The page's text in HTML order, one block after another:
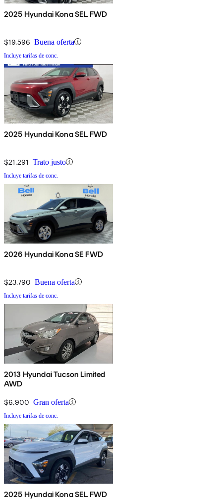
2025 Hyundai Kona SEL FWD
$19,596 Buena oferta
Incluye tarifas de conc.
2025 Hyundai Kona SEL FWD
$21,291 Trato justo
Incluye tarifas de conc.
2026 Hyundai Kona SE FWD
$23,790 Buena oferta
Incluye tarifas de conc.
2013 Hyundai Tucson Limited
AWD
$6,900 Gran oferta
Incluye tarifas de conc.
2025 Hyundai Kona SEL FWD